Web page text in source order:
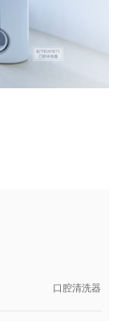
口腔清洗器